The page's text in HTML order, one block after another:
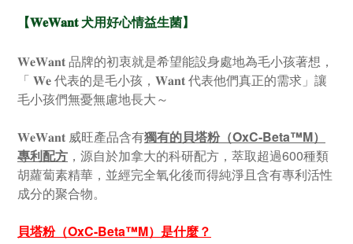
【𝐖𝐞𝐖𝐚𝐧𝐭 犬用好心情益生菌】
𝐖𝐞𝐖𝐚𝐧𝐭 品牌的初衷就是希望能設身處地為毛小孩著想，
「 𝐖𝐞 代表的是毛小孩，𝐖𝐚𝐧𝐭 代表他們真正的需求」讓
毛小孩們無憂無慮地長大～
𝐖𝐞𝐖𝐚𝐧𝐭 威旺產品含有獨有的貝塔粉（OxC-Beta™M）
專利配方 ，源自於加拿大的科研配方，萃取超過600種類
胡蘿蔔素精華，並經完全氧化後而得純淨且含有專利活性
成分的聚合物。
貝塔粉（OxC-Beta™M）是什麼？